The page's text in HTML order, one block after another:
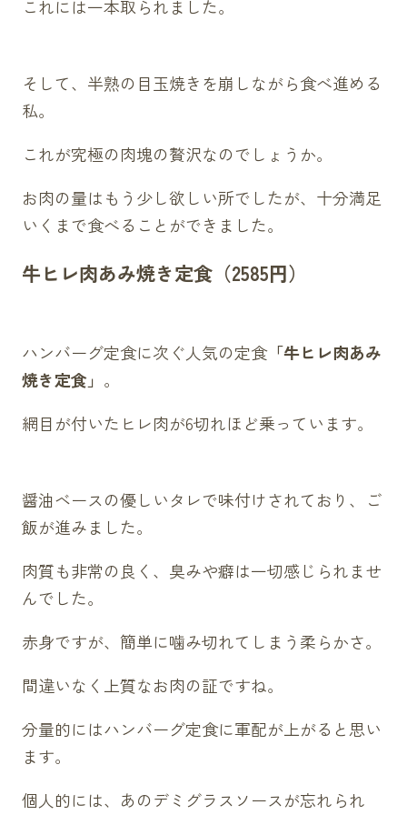
これには一本取られました。
そして、半熟の目玉焼きを崩しながら食べ進める
私。
これが究極の肉塊の贅沢なのでしょうか。
お肉の量はもう少し欲しい所でしたが、十分満足
いくまで食べることができました。
牛ヒレ肉あみ焼き定食（2585円）
ハンバーグ定食に次ぐ人気の定食「牛ヒレ肉あみ
焼き定食」 。
網目が付いたヒレ肉が6切れほど乗っています。
醤油ベースの優しいタレで味付けされており、ご
飯が進みました。
肉質も非常の良く、臭みや癖は一切感じられませ
んでした。
赤身ですが、簡単に噛み切れてしまう柔らかさ。
間違いなく上質なお肉の証ですね。
分量的にはハンバーグ定食に軍配が上がると思い
ます。
個人的には、あのデミグラスソースが忘れられ